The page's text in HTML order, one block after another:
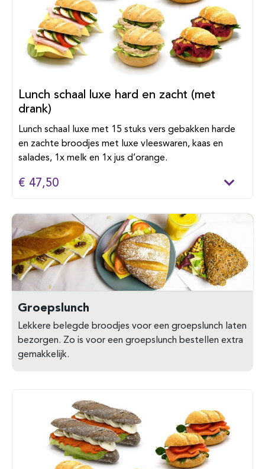
Lunch schaal luxe hard en zacht (met
drank)
Lunch schaal luxe met 15 stuks vers gebakken harde
en zachte broodjes met luxe vleeswaren, kaas en
salades, 1x melk en 1x jus d’orange.
€ 47,50
Groepslunch
Lekkere belegde broodjes voor een groepslunch laten
bezorgen. Zo is voor een groepslunch bestellen extra
gemakkelijk.